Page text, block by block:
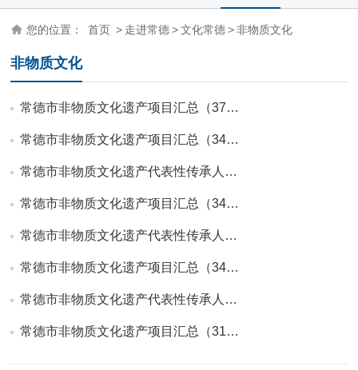
您的位置： 首页 > 走进常德 > 文化常德 > 非物质文化
非物质文化
常德市非物质文化遗产项目汇总（37…
常德市非物质文化遗产项目汇总（34…
常德市非物质文化遗产代表性传承人…
常德市非物质文化遗产项目汇总（34…
常德市非物质文化遗产代表性传承人…
常德市非物质文化遗产项目汇总（34…
常德市非物质文化遗产代表性传承人…
常德市非物质文化遗产项目汇总（31…